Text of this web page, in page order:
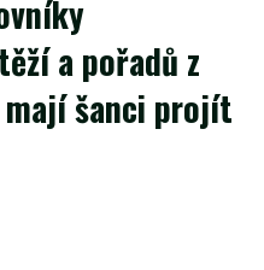
a pořadů z
šanci projít